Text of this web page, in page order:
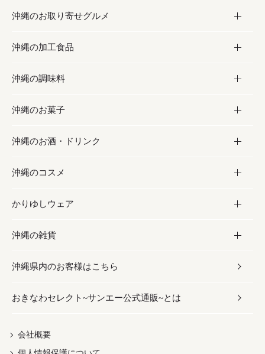
沖縄のお取り寄せグルメ
お取り寄せグルメ
フルーツ・野菜
お肉
海産物
沖縄の加工食品
加工食品
缶詰／パウチ
沖縄料理
沖縄そば／乾麺
レトルト食品
乾物／粉類
沖縄の調味料
調味料
砂糖／黒砂糖
塩
お酢／ドレッシング
しょうゆ
みそ
だし／スパイス／島唐辛子
沖縄のお菓子
お菓子
黒糖
ちんすこう
伝統菓子
スナック
おつまみ
紅芋
沖縄のお酒・ドリンク
お酒・ドリンク
泡盛
ビール・チューハイ
ワイン・ウィスキー・カクテル
ドリンク
茶葉
沖縄のコスメ
コスメ
スキンケア
ボディケア
ヘアケア
UVケア
かりゆしウェア
かりゆしウェア
メンズ
レディース
沖縄の雑貨
雑貨
沖縄ファッション
伝統工芸品
沖縄県内のお客様はこちら
おきなわセレクト~サンエー公式通販~とは
会社概要